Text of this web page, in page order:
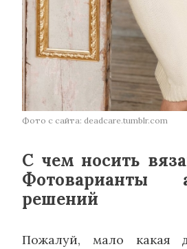
Фото с сайта: deadcare.tumblr.com
С чем носить
Фотоварианты
решений
Пожалуй, мало какая